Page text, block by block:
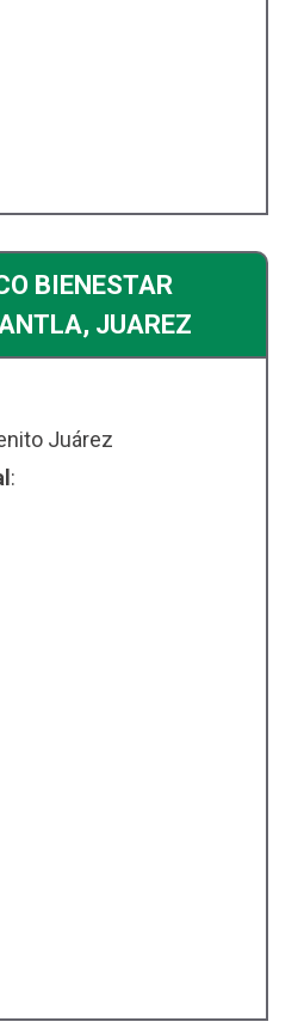
BIENESTAR
JUAREZ
Juárez
: